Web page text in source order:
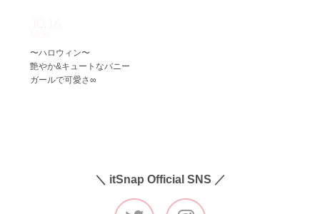
10.16
〜ハロウィン〜
艶やか&キュートなバニー
ガールで可愛さ∞
＼ itSnap Official SNS ／